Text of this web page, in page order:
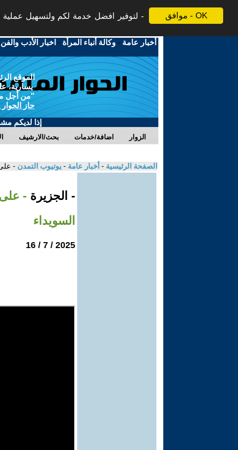
موافق - OK
لتوفير افضل خدمة لكم ولتسهيل عملية
أخبار عامة -وكالة أنباء المرأة - اخبار الأدب والفن
الموقع
يسارية،
"من أجل
حاز
إذا لديكم
بحث/الارشيف اضافة/خدمات الزوار
الصفحة الرئيسية - أخبار عامة - يوتيوب التمدن -
- الجزيرة -
السويداء
2025 / 7 / 16